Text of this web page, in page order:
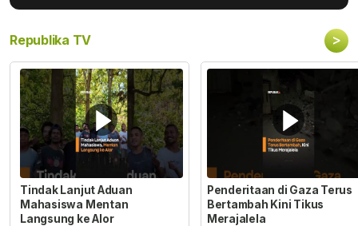
Republika TV >
Tindak Lanjut Aduan
Mahasiswa Mentan
Langsung ke Alor
Penderitaan di Gaza Terus
Bertambah Kini Tikus
Merajalela